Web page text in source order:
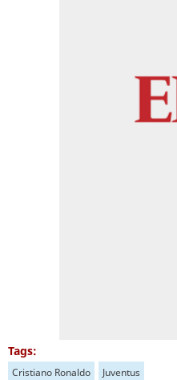
Tags:
Cristiano Ronaldo Juventus